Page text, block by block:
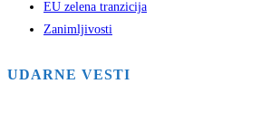
EU zelena tranzicija
Zanimljivosti
UDARNE VESTI